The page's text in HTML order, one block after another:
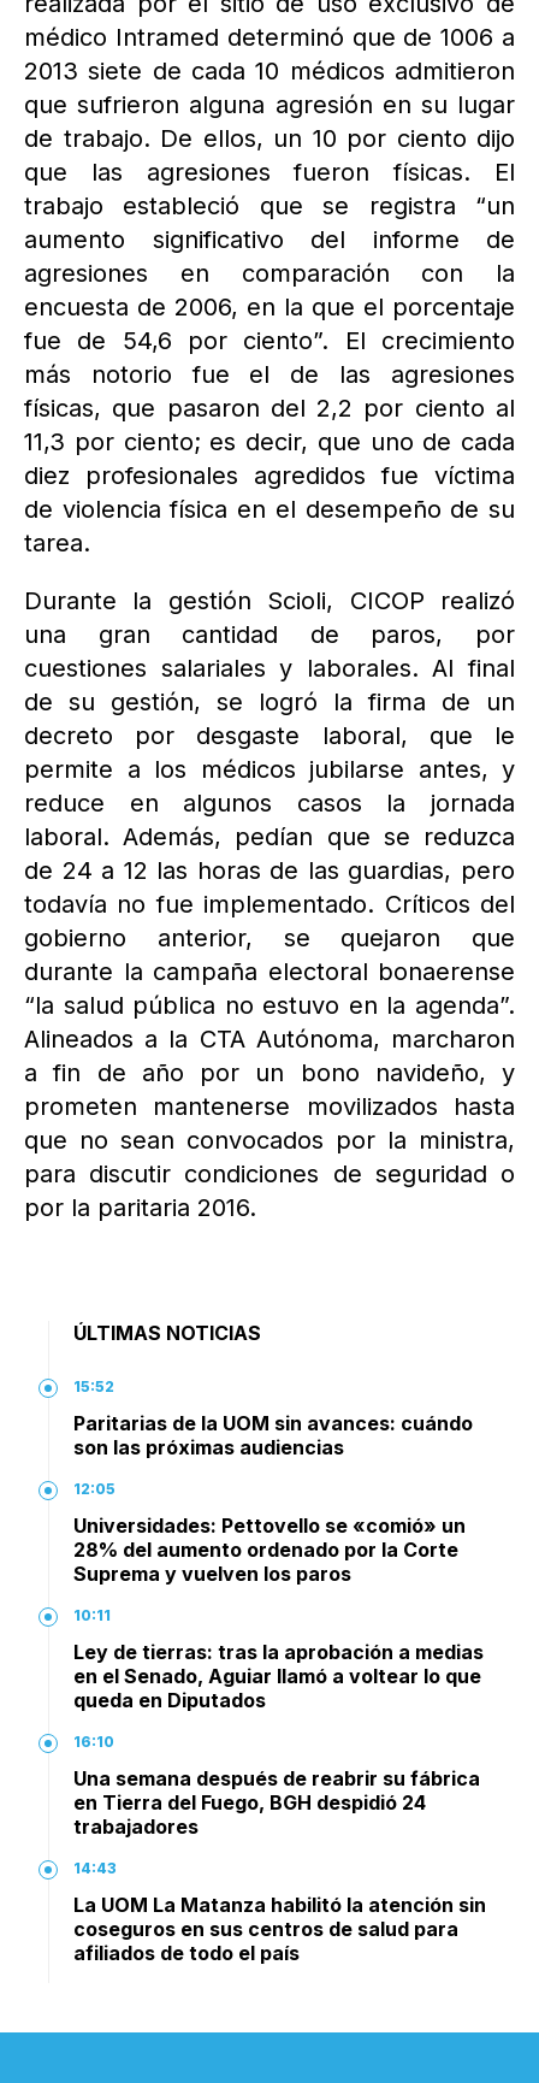
médico Intramed determinó que de 1006 a
2013 siete de cada 10 médicos admitieron
que sufrieron alguna agresión en su lugar
de trabajo. De ellos, un 10 por ciento dijo
que las agresiones fueron físicas. El
trabajo estableció que se registra “un
aumento significativo del informe de
agresiones en comparación con la
encuesta de 2006, en la que el porcentaje
fue de 54,6 por ciento”. El crecimiento
más notorio fue el de las agresiones
físicas, que pasaron del 2,2 por ciento al
11,3 por ciento; es decir, que uno de cada
diez profesionales agredidos fue víctima
de violencia física en el desempeño de su
tarea.
Durante la gestión Scioli, CICOP realizó
una gran cantidad de paros, por
cuestiones salariales y laborales. Al final
de su gestión, se logró la firma de un
decreto por desgaste laboral, que le
permite a los médicos jubilarse antes, y
reduce en algunos casos la jornada
laboral. Además, pedían que se reduzca
de 24 a 12 las horas de las guardias, pero
todavía no fue implementado. Críticos del
gobierno anterior, se quejaron que
durante la campaña electoral bonaerense
“la salud pública no estuvo en la agenda”.
Alineados a la CTA Autónoma, marcharon
a fin de año por un bono navideño, y
prometen mantenerse movilizados hasta
que no sean convocados por la ministra,
para discutir condiciones de seguridad o
por la paritaria 2016.
ÚLTIMAS NOTICIAS
15:52
Paritarias de la UOM sin avances: cuándo
son las próximas audiencias
12:05
Universidades: Pettovello se «comió» un
28% del aumento ordenado por la Corte
Suprema y vuelven los paros
10:11
Ley de tierras: tras la aprobación a medias
en el Senado, Aguiar llamó a voltear lo que
queda en Diputados
16:10
Una semana después de reabrir su fábrica
en Tierra del Fuego, BGH despidió 24
trabajadores
14:43
La UOM La Matanza habilitó la atención sin
coseguros en sus centros de salud para
afiliados de todo el país